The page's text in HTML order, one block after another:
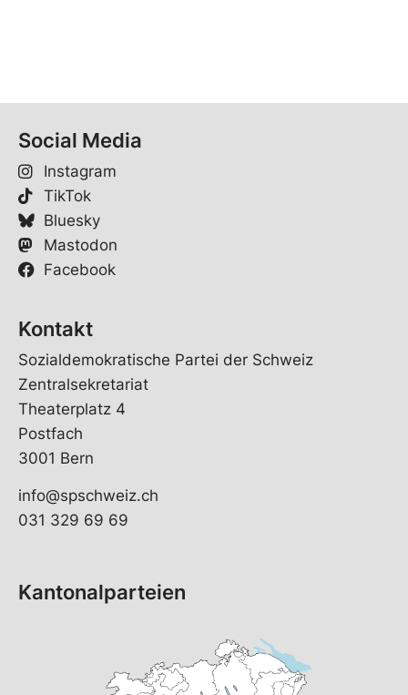
Social Media
Instagram
TikTok
Bluesky
Mastodon
Facebook
Kontakt
Sozialdemokratische Partei der Schweiz
Zentralsekretariat
Theaterplatz 4
Postfach
3001 Bern
info@spschweiz.ch
031 329 69 69
Kantonalparteien